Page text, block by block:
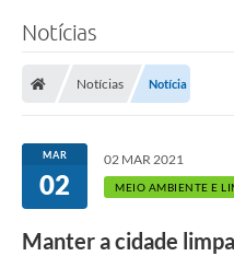
Notícias
Notícias Notícia
MAR
02
02 MAR 2021
MEIO AMBIENTE E
Manter a cidade